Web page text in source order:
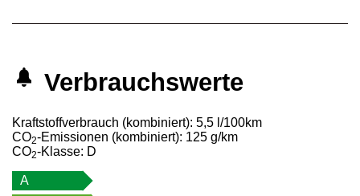
Verbrauchswerte
Kraftstoffverbrauch (kombiniert): 5,5 l/100km
CO2-Emissionen (kombiniert): 125 g/km
CO2-Klasse: D
A